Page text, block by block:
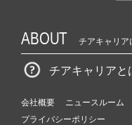
ABOUT チアキャリア
チアキャリアと
会社概要 ニュースルーム
プライバシーポリシー